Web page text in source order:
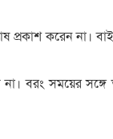
প্রকাশ করেন না।
বরং সময়ের